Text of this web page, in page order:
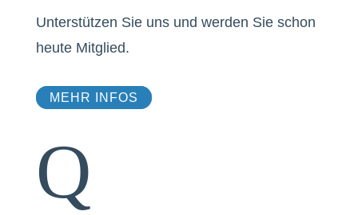
Unterstützen Sie uns und werden Sie schon
heute Mitglied.
MEHR INFOS
Q